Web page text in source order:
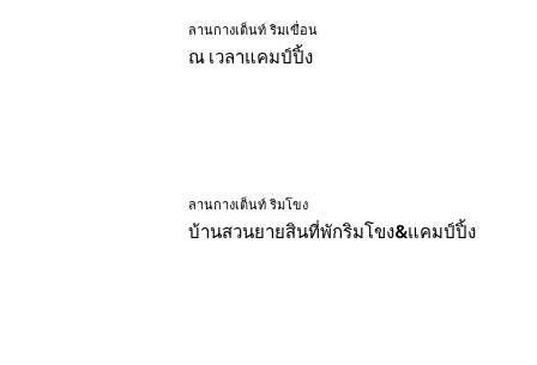
ลานกางเต็นท์ ริมเขื่อน
ณ เวลาแคมป์ปิ้ง
ลานกางเต็นท์ ริมโขง
บ้านสวนยายสินที่พักริมโขง&แคมป์ปิ้ง